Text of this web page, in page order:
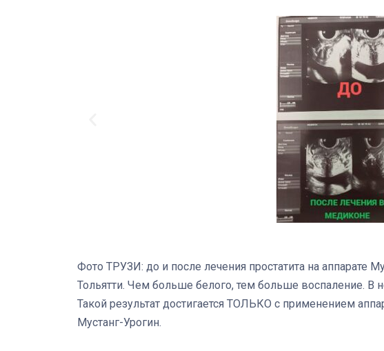
Фото ТРУЗИ: до и после лечения простатита на аппарате
Тольятти. Чем больше белого, тем больше воспаление. В
Такой результат достигается ТОЛЬКО с применением
Мустанг-Урогин.